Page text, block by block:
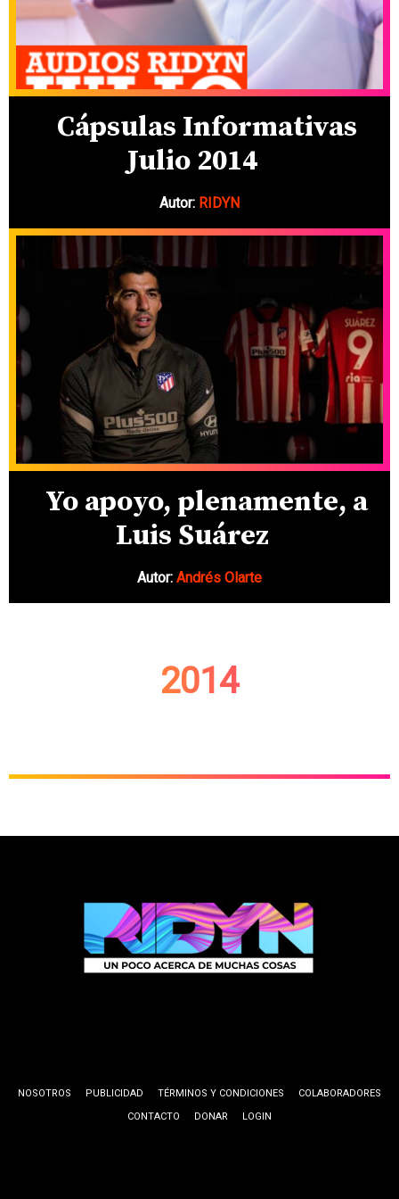
Cápsulas Informativas
Julio 2014
Autor: RIDYN
Yo apoyo, plenamente, a
Luis Suárez
Autor: Andrés Olarte
2014
NOSOTROS PUBLICIDAD TÉRMINOS Y CONDICIONES
COLABORADORES
CONTACTO
DONAR LOGIN